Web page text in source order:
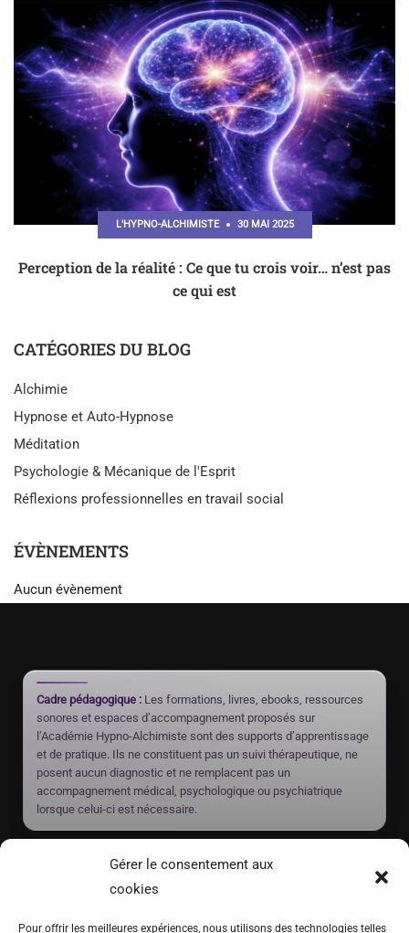
Gérer le consentement aux
cookies
Pour offrir les meilleures expériences, nous utilisons des technologies telles
L'HYPNO-ALCHIMISTE 30 MAI 2025
Perception de la réalité : Ce que tu crois voir… n’est pas
ce qui est
CATÉGORIES DU BLOG
Alchimie
Hypnose et Auto-Hypnose
Méditation
Psychologie & Mécanique de l'Esprit
Réflexions professionnelles en travail social
ÉVÈNEMENTS
Aucun évènement
Cadre pédagogique : Les formations, livres, ebooks, ressources
sonores et espaces d’accompagnement proposés sur
l’Académie Hypno-Alchimiste sont des supports d’apprentissage
et de pratique. Ils ne constituent pas un suivi thérapeutique, ne
posent aucun diagnostic et ne remplacent pas un
accompagnement médical, psychologique ou psychiatrique
lorsque celui-ci est nécessaire.
Créateur de l’Académie Hypno-Alchimiste, formateur, auteur et
hypnothérapeute en Suisse. Il développe des formations, livres et